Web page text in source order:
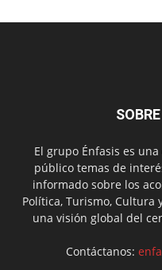
El grupo Énfasis es
público temas de
informado sobre los
Política, Turismo, Cultura
una visión global del
Contáctanos: